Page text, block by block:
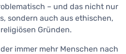
– und das nicht nur
sondern auch aus ethischen,
Gründen.
immer mehr Menschen nach